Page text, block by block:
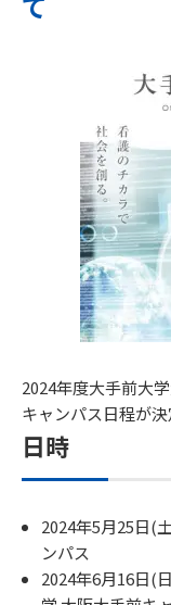
2024年度大手前大
キャンパス日程が決
日時
2024年5月25日(
ンパス
2024年6月16日(